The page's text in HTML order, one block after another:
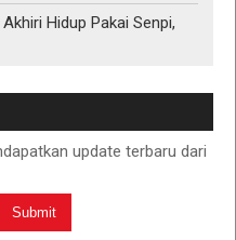
Hidup Pakai Senpi,
update terbaru dari